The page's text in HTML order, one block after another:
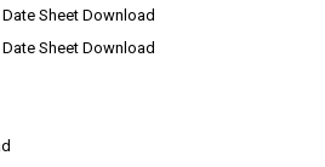
Date Sheet Download
Date Sheet Download